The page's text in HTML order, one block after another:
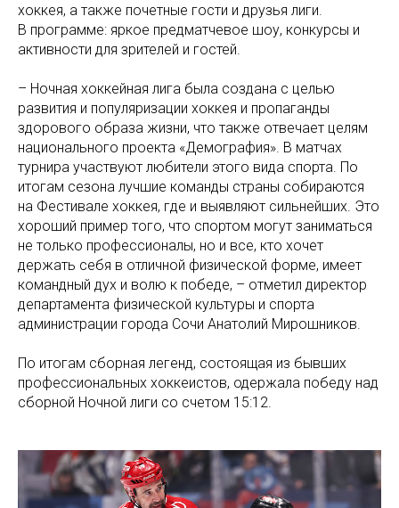
хоккея, а также почетные гости и друзья лиги.
В программе: яркое предматчевое шоу, конкурсы и
активности для зрителей и гостей.
– Ночная хоккейная лига была создана с целью
развития и популяризации хоккея и пропаганды
здорового образа жизни, что также отвечает целям
национального проекта «Демография». В матчах
турнира участвуют любители этого вида спорта. По
итогам сезона лучшие команды страны собираются
на Фестивале хоккея, где и выявляют сильнейших. Это
хороший пример того, что спортом могут заниматься
не только профессионалы, но и все, кто хочет
держать себя в отличной физической форме, имеет
командный дух и волю к победе, – отметил директор
департамента физической культуры и спорта
администрации города Сочи Анатолий Мирошников.
По итогам сборная легенд, состоящая из бывших
профессиональных хоккеистов, одержала победу над
сборной Ночной лиги со счетом 15:12.